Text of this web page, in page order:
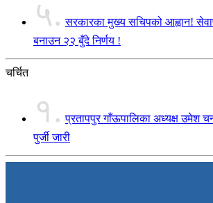
५. सरकारका मुख्य सचिपको आह्वान!
बनाउन २२ बुँदे निर्णय !
चर्चित
१. प्रतापपुर गाँऊपालिका अध्यक्ष उमेश
पुर्जी जारी